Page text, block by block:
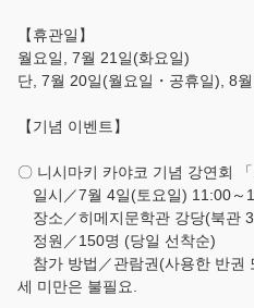
繁體中文
Español
【휴관일】
월요일, 7월 21일(화요일)
단, 7월 20일(월요일・공휴일), 8
【기념 이벤트】
〇 니시마키 카야코 기념 강연회 「
일시／7월 4일(토요일) 11:00～
장소／히메지문학관 강당(북관
정원／150명 (당일 선착순)
참가 방법／관람권(사용한 반권
세 미만은 불필요.